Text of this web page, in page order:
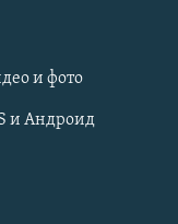
и фото
и Андроид